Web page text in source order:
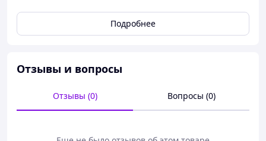
Horse прочной, износостойкой и приятной на ощупь.
На лицевой стороне выразительное тиснение с
подчёркивает статусность изделия. Обложка
рассчитана под стандартный формат ветпаспорта,
постоянного использования. Отличный выбор для тех,
кто ценит качество и практичность.
Подробнее
Отзывы и вопросы
Отзывы (0) Вопросы (0)